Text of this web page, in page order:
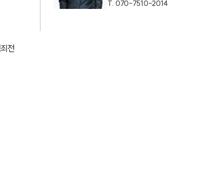
전
T. 070-7510-2014